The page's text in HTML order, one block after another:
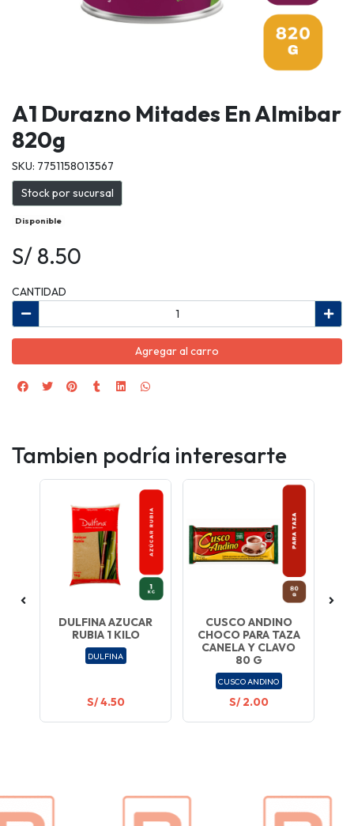
A1 Durazno Mitades En Almibar
820g
SKU: 7751158013567
Stock por sucursal
Disponible
S/ 8.50
CANTIDAD
Agregar al carro
Tambien podría interesarte
DULFINA AZUCAR
RUBIA 1 KILO
DULFINA
S/ 4.50
CUSCO ANDINO
CHOCO PARA TAZA
CANELA Y CLAVO
80 G
CUSCO ANDINO
S/ 2.00